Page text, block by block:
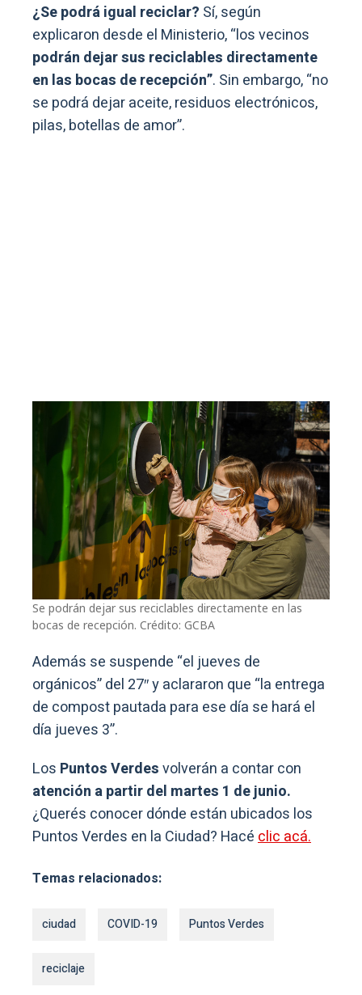
¿Se podrá igual reciclar? Sí, según
explicaron desde el Ministerio, “los vecinos
podrán dejar sus reciclables directamente
en las bocas de recepción”. Sin embargo, “no
se podrá dejar aceite, residuos electrónicos,
pilas, botellas de amor”.
Se podrán dejar sus reciclables directamente en las
bocas de recepción. Crédito: GCBA
Además se suspende “el jueves de
orgánicos” del 27″ y aclararon que “la entrega
de compost pautada para ese día se hará el
día jueves 3”.
Los Puntos Verdesvolverán a contar con
atención a partir del martes 1 de junio.
¿Querés conocer dónde están ubicados los
Puntos Verdes en la Ciudad? Hacéclic acá.
Temas relacionados:
ciudad COVID-19 Puntos Verdes
reciclaje